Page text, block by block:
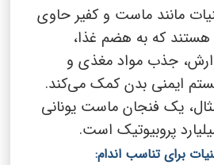
مانند ماست و کفیر حاوی
هستند که به هضم غذا،
جذب مواد مغذی و
ایمنی بدن کمک می‌کند.
یک فنجان ماست یونانی
برای تناسب اندام: